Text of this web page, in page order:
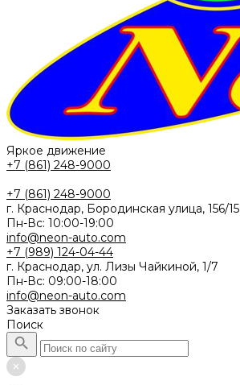
Яркое движение
+7 (861) 248-9000
+7 (861) 248-9000
г. Краснодар, Бородинская улица, 156/15
Пн-Вс: 10:00-19:00
info@neon-auto.com
+7 (989) 124-04-44
г. Краснодар, ул. Лизы Чайкиной, 1/7
Пн-Вс: 09:00-18:00
info@neon-auto.com
Заказать звонок
Поиск